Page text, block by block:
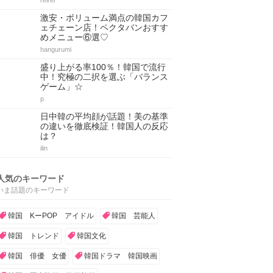
激安・ボリューム満点の韓国カフ
ェチェーン店！ペクタバンおすす
めメニュー⑥選♡
hangurumi
盛り上がる率100％！韓国で流行
中！究極の二択を選ぶ「バランス
ゲーム」☆
p
日中韓の平均顔が話題！美の基準
の違いを徹底検証！韓国人の反応
は？
ilin
気のキーワード
ま話題のキーワード
韓国 KーPOP アイドル 韓国 芸能人
韓国 トレンド 韓国文化
韓国 俳優 女優 韓国ドラマ 韓国映画